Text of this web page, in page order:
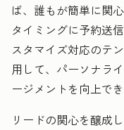
ば、誰もが簡単に関
タイミングに予約送
スタマイズ対応のテ
用して、パーソナラ
ージメントを向上でき
リードの関心を醸成